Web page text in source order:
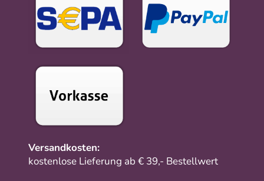
Versandkosten:
kostenlose Lieferung ab € 39,- Bestellwert